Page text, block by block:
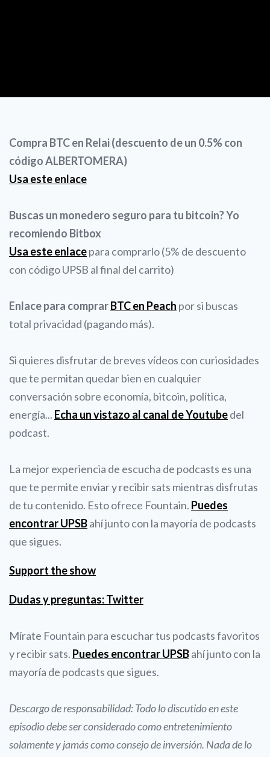
Compra BTC en Relai (descuento de un 0.5% con
código ALBERTOMERA)
Usa este enlace
Buscas un monedero seguro para tu bitcoin? Yo
recomiendo Bitbox
Usa este enlacepara comprarlo (5% de descuento
con código UPSB al final del carrito)
Enlace para comprarBTC en Peach por si buscas
total privacidad (pagando más).
Si quieres disfrutar de breves vídeos con curiosidades
que te permitan quedar bien en cualquier
conversación sobre economía, bitcoin, política,
energía... Echa un vistazo al canal de Youtubedel
podcast.
La mejor experiencia de escucha de podcasts es una
que te permite enviar y recibir sats mientras disfrutas
de tu contenido. Esto ofrece Fountain. Puedes
encontrar UPSBahí junto con la mayoría de podcasts
que sigues.
Support the show
Dudas y preguntas: Twitter
Mírate Fountain para escuchar tus podcasts favoritos
y recibir sats. Puedes encontrar UPSBahí junto con la
mayoría de podcasts que sigues.
Descargo de responsabilidad: Todo lo discutido en este
episodio debe ser considerado como entretenimiento
solamente y jamás como consejo de inversión. Nada de lo